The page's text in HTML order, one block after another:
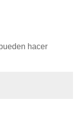
hacer